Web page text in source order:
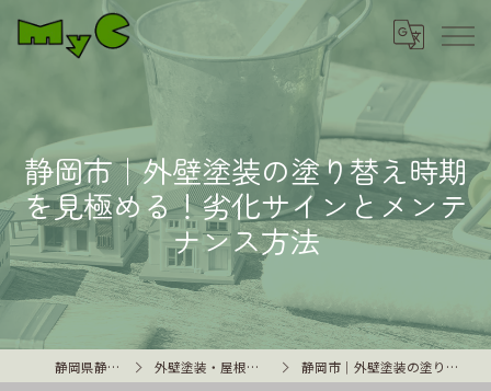
静岡市｜外壁塗装の塗り替え時期
を見極める！劣化サインとメンテ
ナンス方法
静岡県静岡市の外壁塗装はMyC 外壁塗装・屋根塗装や雨漏り修理に関するコンテンツ 静岡市｜外壁塗装の塗り替え時期を見極める！劣化サインとメンテナンス方法